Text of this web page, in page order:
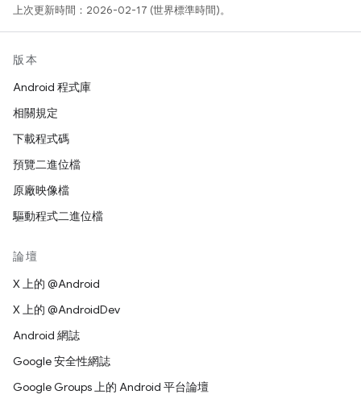
上次更新時間：2026-02-17 (世界標準時間)。
版本
Android 程式庫
相關規定
下載程式碼
預覽二進位檔
原廠映像檔
驅動程式二進位檔
論壇
X 上的 @Android
X 上的 @AndroidDev
Android 網誌
Google 安全性網誌
Google Groups 上的 Android 平台論壇